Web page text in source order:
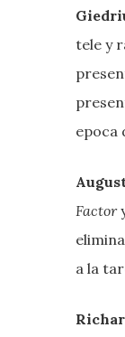
tele y
epoca
Factor
a la